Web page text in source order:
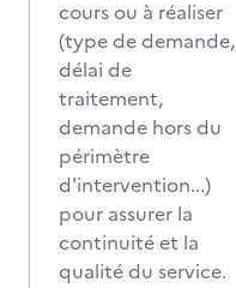
cours ou à réaliser
(type de demande,
délai de
traitement,
demande hors du
périmètre
d'intervention...)
pour assurer la
continuité et la
qualité du service.